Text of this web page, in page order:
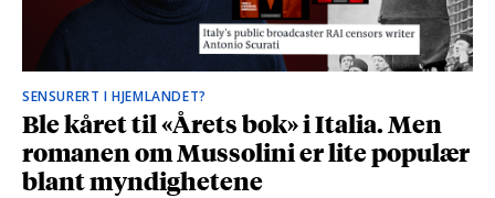
SENSURERT I HJEMLANDET?
Ble kåret til «Årets bok» i Italia. Men
romanen om Mussolini er lite populær
blant myndighetene